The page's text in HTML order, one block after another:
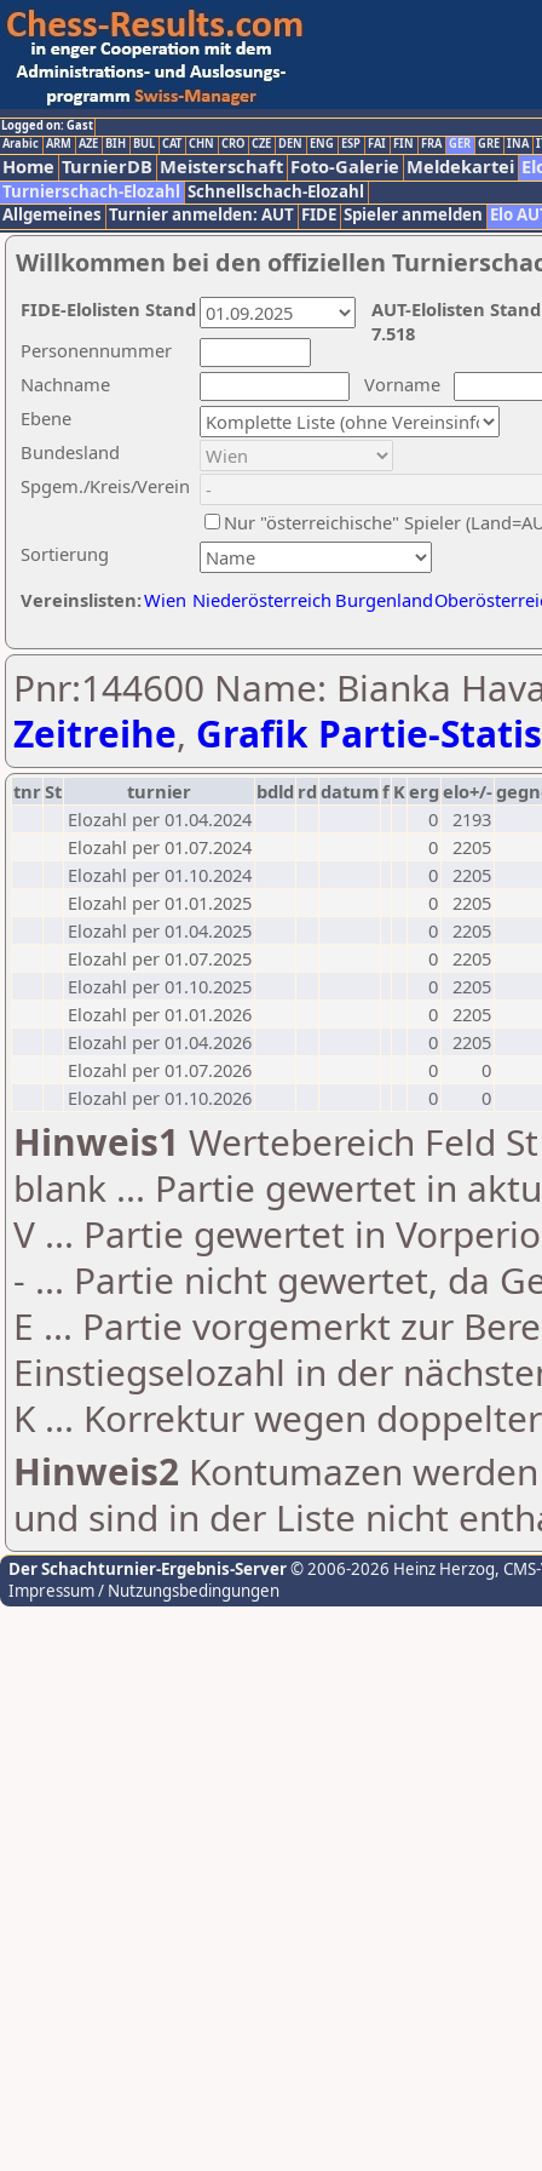
Logged on: Gast
Arabic ARM AZE BIH BUL CAT CHN CRO CZE DEN ENG ESP FAI FIN FRA GER GRE INA
Home TurnierDB Meisterschaft Foto-Galerie Meldekartei
Turnierschach-Elozahl Schnellschach-Elozahl
Allgemeines Turnier anmelden: AUT FIDE Spieler anmelden Elo
Willkommen bei den offiziellen
Nachname
Vorname
Ebene
Sortierung
Personennummer
Bundesland
Spgem./Kreis/Verein
Nur "österreichische" Spieler
Vereinslisten:Wien Niederösterreich Burgenland
AUT-Elolisten
7.518
FIDE-Elolisten Stand
Pnr:144600 Name: Bianka
Zeitreihe, Grafik Partie-
tnrSt turnier bdld rd datumf Kerg elo+/-
Elozahl per 01.04.2024
0 2193
Elozahl per 01.07.2024
0 2205
Elozahl per 01.10.2024
0 2205
Elozahl per 01.01.2025
0 2205
Elozahl per 01.04.2025
0 2205
Elozahl per 01.07.2025
0 2205
Elozahl per 01.10.2025
0 2205
Elozahl per 01.01.2026
0 2205
Elozahl per 01.04.2026
0 2205
Elozahl per 01.07.2026
0
0
Elozahl per 01.10.2026
0 0
Hinweis1 Wertebereich Feld
blank ... Partie gewertet in
V ... Partie gewertet in
- ... Partie nicht gewertet, da
E ... Partie vorgemerkt zur
Einstiegselozahl in der
K ... Korrektur wegen
Hinweis2 Kontumazen
und sind in der Liste nicht
Der Schachturnier-Ergebnis-Server© 2006-2026 Heinz Herzog,
Impressum / Nutzungsbedingungen